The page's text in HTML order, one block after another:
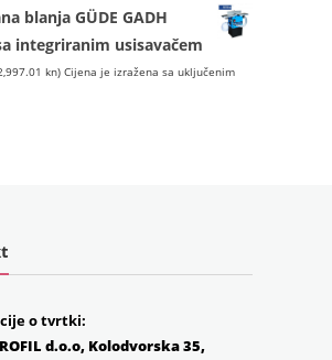
je:
€1,141.00
€899.00
(6,773.52
blanja GÜDE GADH
integriranim usisavačem
kn) Cijena je izražena sa uključenim
o tvrtki:
d.o.o, Kolodvorska 35,